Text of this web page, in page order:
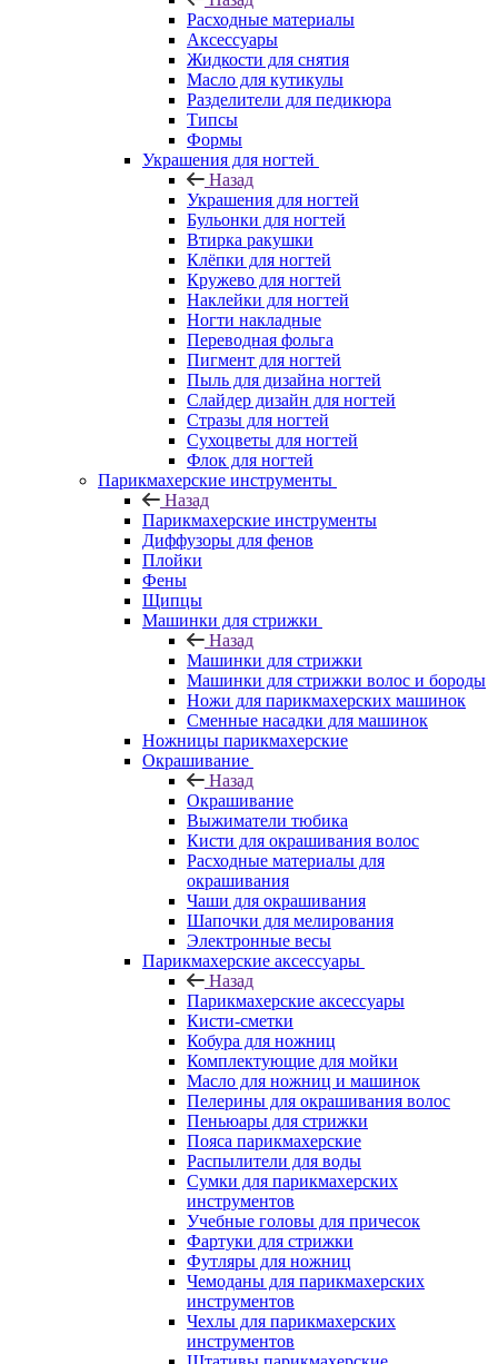
Расходные материалы
Аксессуары
Жидкости для снятия
Масло для кутикулы
Разделители для педикюра
Типсы
Формы
Украшения для ногтей
Назад
Украшения для ногтей
Бульонки для ногтей
Втирка ракушки
Клёпки для ногтей
Кружево для ногтей
Наклейки для ногтей
Ногти накладные
Переводная фольга
Пигмент для ногтей
Пыль для дизайна ногтей
Слайдер дизайн для ногтей
Стразы для ногтей
Сухоцветы для ногтей
Флок для ногтей
Парикмахерские инструменты
Назад
Парикмахерские инструменты
Диффузоры для фенов
Плойки
Фены
Щипцы
Машинки для стрижки
Назад
Машинки для стрижки
Машинки для стрижки волос и бороды
Ножи для парикмахерских машинок
Сменные насадки для машинок
Ножницы парикмахерские
Окрашивание
Назад
Окрашивание
Выжиматели тюбика
Кисти для окрашивания волос
Расходные материалы для
окрашивания
Чаши для окрашивания
Шапочки для мелирования
Электронные весы
Парикмахерские аксессуары
Назад
Парикмахерские аксессуары
Кисти-сметки
Кобура для ножниц
Комплектующие для мойки
Масло для ножниц и машинок
Пелерины для окрашивания волос
Пеньюары для стрижки
Пояса парикмахерские
Распылители для воды
Сумки для парикмахерских
инструментов
Учебные головы для причесок
Фартуки для стрижки
Футляры для ножниц
Чемоданы для парикмахерских
инструментов
Чехлы для парикмахерских
инструментов